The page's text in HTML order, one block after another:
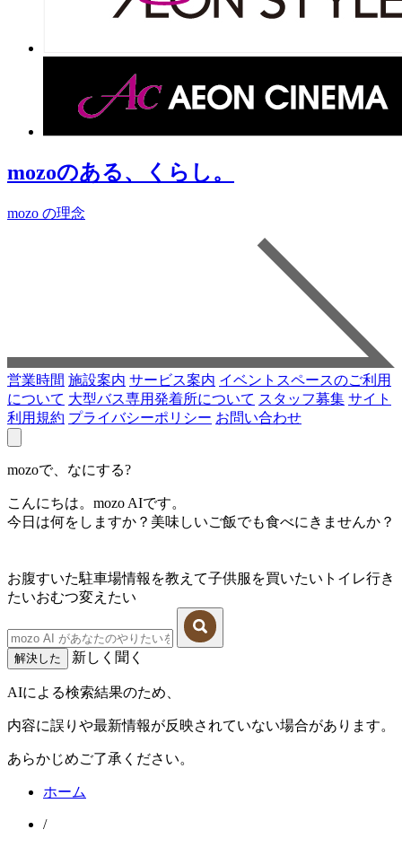
mozoのある、くらし。
mozo の理念
営業時間 施設案内 サービス案内 イベントスペースのご利用
について 大型バス専用発着所について スタッフ募集 サイト
利用規約 プライバシーポリシー お問い合わせ
mozoで、なにする?
こんにちは。mozo AIです。
今日は何をしますか？美味しいご飯でも食べにきませんか？
お腹すいた駐車場情報を教えて子供服を買いたい トイレ行き
たいおむつ変えたい
解決した 新しく聞く
AIによる検索結果のため、
内容に誤りや最新情報が反映されていない場合があります。
あらかじめご了承ください。
ホーム
/